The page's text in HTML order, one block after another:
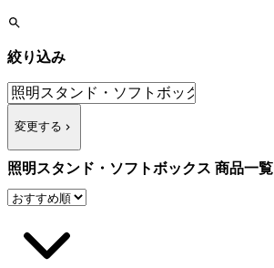
絞り込み
変更する
照明スタンド・ソフトボックス 商品一覧